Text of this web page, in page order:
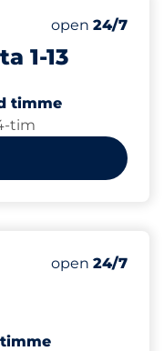
1-13
Number of
Total
Friday&nbsp
open 24/7
timme
tim
Number of
Total
Friday&nbsp
open 24/7
timme